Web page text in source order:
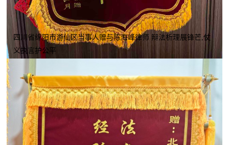
四川省绵阳市游仙区当事人赠与陈海峰律师 辩法析理展锋芒,仗
义执言护公平